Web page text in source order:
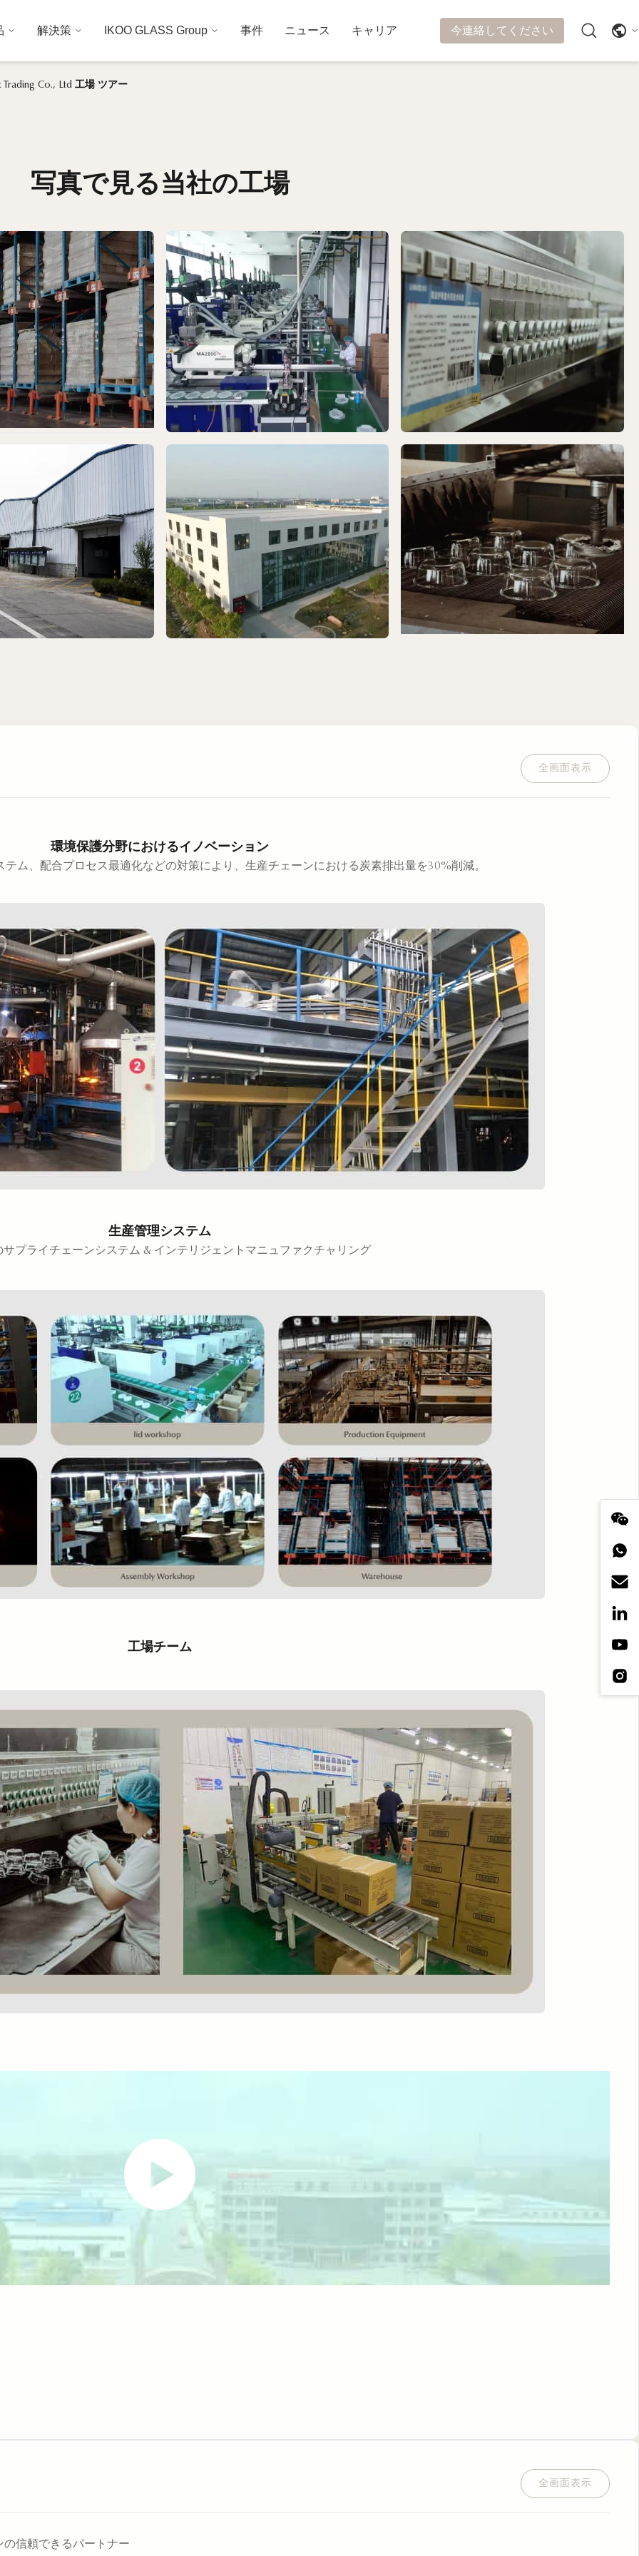
解決策 IKOO GLASS Group 事件 ニュース キャリア 今連絡してください
Trading Co., Ltd 工場 ツアー
写真で見る当社の工場
全画面表示
環境保護分野におけるイノベーション
ム、配合プロセス最適化などの対策により、生産チェーンにおける炭素排出量を30%削減。
生産管理システム
サプライチェーンシステム & インテリジェントマニュファクチャリング
工場チーム
全画面表示
信頼できるパートナー